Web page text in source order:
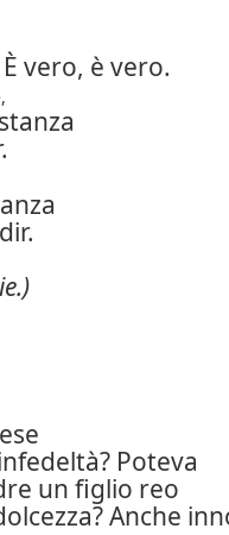
È vero, è vero.
Poteva
un figlio reo
Anche